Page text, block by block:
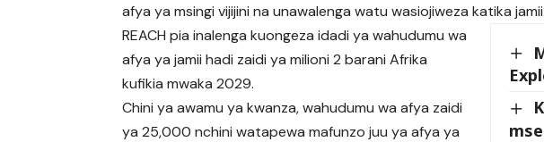
afya ya msingi vijijini na unawalenga watu wasiojiweza katika jamii.
REACH pia inalenga kuongeza idadi ya wahudumu wa
afya ya jamii hadi zaidi ya milioni 2 barani Afrika
kufikia mwaka 2029.
Chini ya awamu ya kwanza, wahudumu wa afya zaidi
ya 25,000 nchini watapewa mafunzo juu ya afya ya